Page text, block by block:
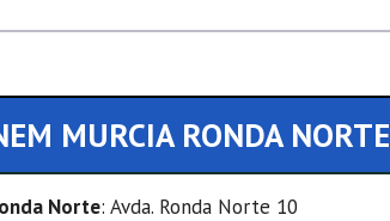
MURCIA RONDA NORTE
Norte: Avda. Ronda Norte 10